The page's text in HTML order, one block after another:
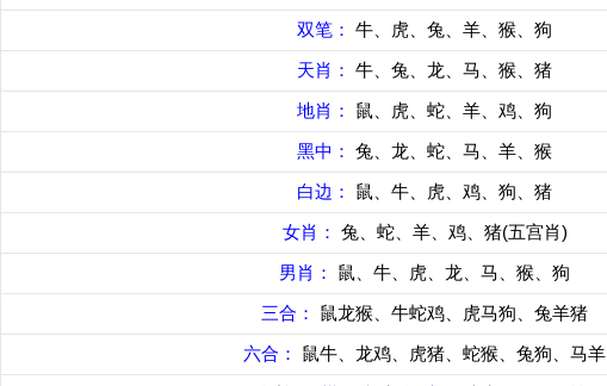
双笔： 牛、虎、兔、羊、猴、狗
天肖： 牛、兔、龙、马、猴、猪
地肖： 鼠、虎、蛇、羊、鸡、狗
黑中： 兔、龙、蛇、马、羊、猴
白边： 鼠、牛、虎、鸡、狗、猪
女肖： 兔、蛇、羊、鸡、猪(五宫肖)
男肖： 鼠、牛、虎、龙、马、猴、狗
三合： 鼠龙猴、牛蛇鸡、虎马狗、兔羊猪
六合： 鼠牛、龙鸡、虎猪、蛇猴、兔狗、马羊